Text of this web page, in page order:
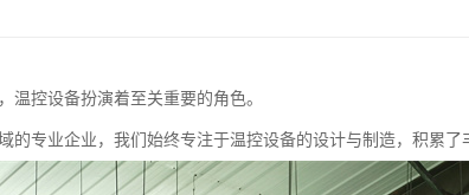
温控设备扮演着至关重要的角色。
的专业企业，我们始终专注于温控设备的设计与制造，积累了